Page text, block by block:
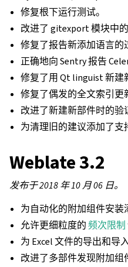
修复根下运行测试。
改进了 gitexport 模块中的
修复了报告新添加语言的
正确地向 Sentry 报告
修复了用 Qt linguist 新建
修复了偶发的全文索引更
改进了新建新部件时的验
为清理旧的建议添加了支
Weblate 3.2
发布于 2018 年 10 月 06 日。
为自动化的附加组件安装
允许更细粒度的频次限制
为 Excel 文件的导出和导
改进了多部件发现附加组